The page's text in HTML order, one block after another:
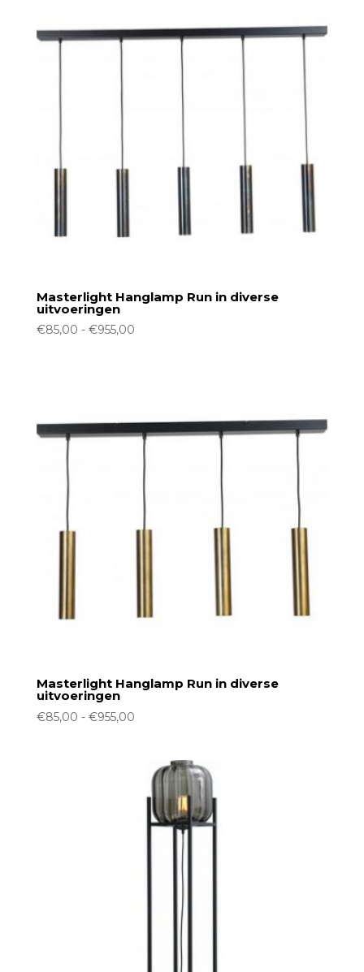
Masterlight Hanglamp Run in diverse
uitvoeringen
€85,00 - €955,00Prijsklasse:
Masterlight Hanglamp Run in diverse
uitvoeringen
€85,00 - €955,00Prijsklasse:
€955,00